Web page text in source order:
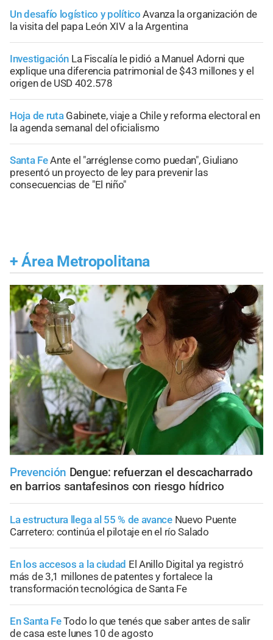
Un desafío logístico y político Avanza la organización de
la visita del papa León XIV a la Argentina
Investigación La Fiscalía le pidió a Manuel Adorni que
explique una diferencia patrimonial de $43 millones y el
origen de USD 402.578
Hoja de ruta Gabinete, viaje a Chile y reforma electoral en
la agenda semanal del oficialismo
Santa FeAnte el "arréglense como puedan", Giuliano
presentó un proyecto de ley para prevenir las
consecuencias de "El niño"
+ Área Metropolitana
Prevención Dengue: refuerzan el descacharrado
en barrios santafesinos con riesgo hídrico
La estructura llega al 55 % de avance Nuevo Puente
Carretero: continúa el pilotaje en el río Salado
En los accesos a la ciudad El Anillo Digital ya registró
más de 3,1 millones de patentes y fortalece la
transformación tecnológica de Santa Fe
En Santa FeTodo lo que tenés que saber antes de salir
de casa este lunes 10 de agosto